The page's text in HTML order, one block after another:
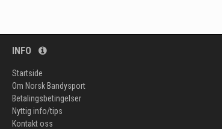
INFO
Startside
Om Norsk Bandysport
Betalingsbetingelser
Nyttig info/tips
Kontakt oss